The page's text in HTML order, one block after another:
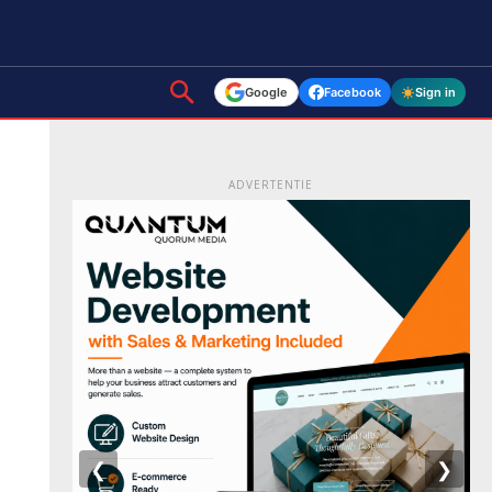
Google Facebook Sign in
ADVERTENTIE
❮ ❯